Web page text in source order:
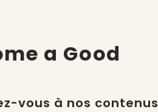
a Good
vous à nos contenus